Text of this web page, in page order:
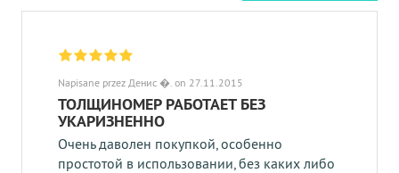
Napisane przez Денис �. on 27.11.2015
ТОЛЩИНОМЕР РАБОТАЕТ БЕЗ
УКАРИЗНЕННО
Очень даволен покупкой, особенно
простотой в использовании, без каких либо